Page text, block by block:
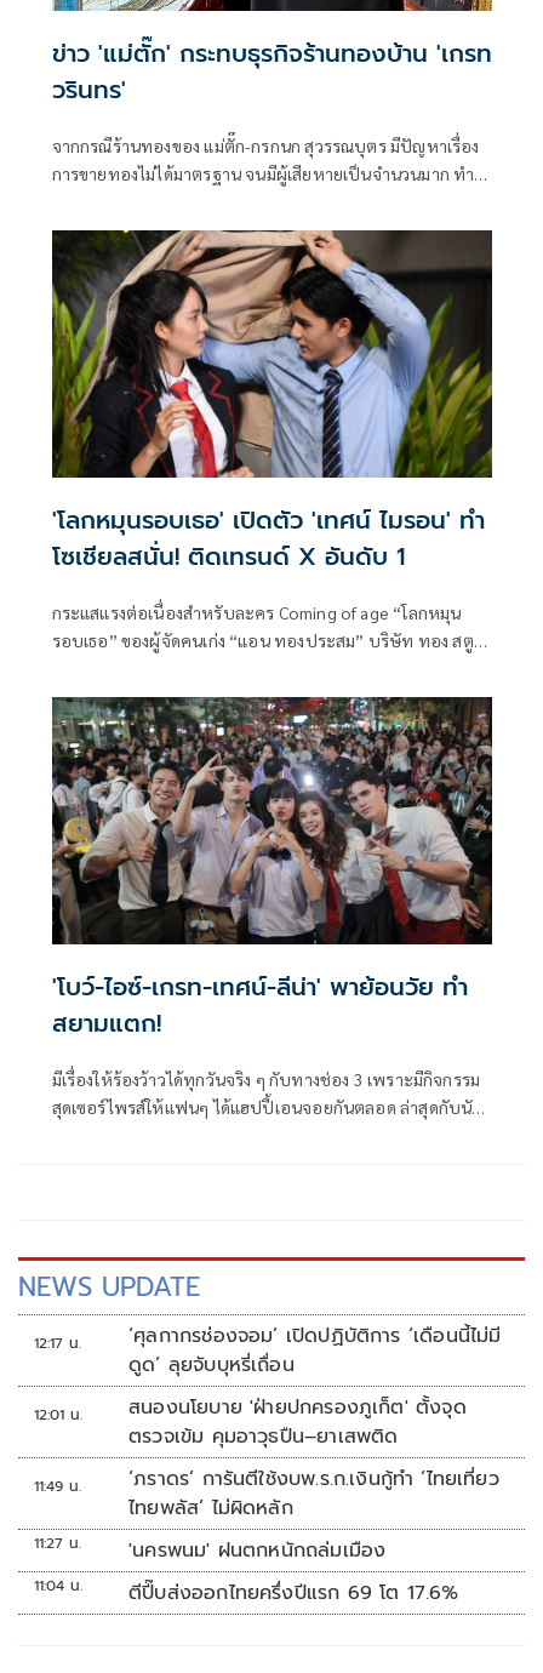
ข่าว 'แม่ตั๊ก' กระทบธุรกิจร้านทองบ้าน 'เกรท
วรินทร'
จากกรณีร้านทองของ แม่ตั๊ก-กรกนก สุวรรณบุตร มีปัญหาเรื่อง
การขายทองไม่ได้มาตรฐาน จนมีผู้เสียหายเป็นจำนวนมาก ทำ
ของครอบครัวพระเอกหนุ่ม เกรท-วรินทร ปัญหกาญจน์ ที่มีคุณ
แม่เป็นคนดูแล ก็ได้รับผลกระทบเช่นกัน พร้อมแนะวิธีเลือกซื้อ
ทองที่จะทำให้ไม่โดนมิจฉาชีพหลอก
'โลกหมุนรอบเธอ' เปิดตัว 'เทศน์ ไมรอน' ทำ
โซเชียลสนั่น! ติดเทรนด์ X อันดับ 1
กระแสแรงต่อเนื่องสำหรับละคร Coming of age “โลกหมุน
รอบเธอ” ของผู้จัดคนเก่ง “แอน ทองประสม” บริษัท ทอง สตูดิ
ยล! สุด ๆ
'โบว์-ไอซ์-เกรท-เทศน์-ลีน่า' พาย้อนวัย ทำ
สยามแตก!
มีเรื่องให้ร้องว้าวได้ทุกวันจริง ๆ กับทางช่อง 3 เพราะมีกิจกรรม
สุดเซอร์ไพรส์ให้แฟนๆ ได้แฮปปี้เอนจอยกันตลอด ล่าสุดกับนัก
NEWS UPDATE
12:17 น.
‘ศุลกากรช่องจอม’ เปิดปฏิบัติการ ‘เดือนนี้ไม่มี
ดูด’ ลุยจับบุหรี่เถื่อน
12:01 น.
สนองนโยบาย 'ฝ่ายปกครองภูเก็ต' ตั้งจุด
ตรวจเข้ม คุมอาวุธปืน–ยาเสพติด
11:49 น.
‘ภราดร’ การันตีใช้งบพ.ร.ก.เงินกู้ทำ ‘ไทยเที่ยว
ไทยพลัส’ ไม่ผิดหลัก
11:27 น. 'นครพนม' ฝนตกหนักถล่มเมือง
11:04 น. ตีปี๊บส่งออกไทยครึ่งปีแรก 69 โต 17.6%